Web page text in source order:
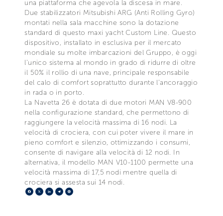
una piattaforma che agevola la discesa in mare.
Due stabilizzatori Mitsubishi ARG (Anti Rolling Gyro)
montati nella sala macchine sono la dotazione
standard di questo maxi yacht Custom Line. Questo
dispositivo, installato in esclusiva per il mercato
mondiale su molte imbarcazioni del Gruppo, è oggi
l’unico sistema al mondo in grado di ridurre di oltre
il 50% il rollio di una nave, principale responsabile
del calo di comfort soprattutto durante l’ancoraggio
in rada o in porto.
La Navetta 26 è dotata di due motori MAN V8-900
nella configurazione standard, che permettono di
raggiungere la velocità massima di 16 nodi. La
velocità di crociera, con cui poter vivere il mare in
pieno comfort e silenzio, ottimizzando i consumi,
consente di navigare alla velocità di 12 nodi. In
alternativa, il modello MAN V10-1100 permette una
velocità massima di 17,5 nodi mentre quella di
crociera si assesta sui 14 nodi.
Facebook
X LinkedIn
Telegram